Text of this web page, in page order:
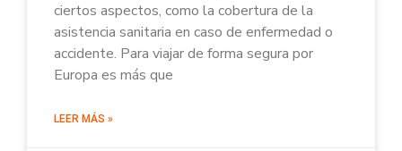
ciertos aspectos, como la cobertura de la
asistencia sanitaria en caso de enfermedad o
accidente. Para viajar de forma segura por
Europa es más que
LEER MÁS »